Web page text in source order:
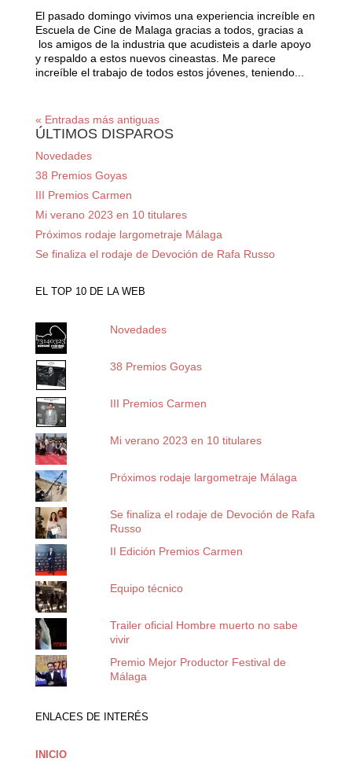
El pasado domingo vivimos una experiencia increíble en
Escuela de Cine de Malaga​ gracias a todos, gracias a
los amigos de la industria que acudisteis a darle apoyo
y respaldo a estos nuevos cineastas. Me parece
increíble el trabajo de todos estos jóvenes, teniendo...
« Entradas más antiguas
ÚLTIMOS DISPAROS
Novedades
38 Premios Goyas
III Premios Carmen
Mi verano 2023 en 10 titulares
Próximos rodaje largometraje Málaga
Se finaliza el rodaje de Devoción de Rafa Russo
EL TOP 10 DE LA WEB
Novedades
38 Premios Goyas
III Premios Carmen
Mi verano 2023 en 10 titulares
Próximos rodaje largometraje Málaga
Se finaliza el rodaje de Devoción de Rafa
Russo
II Edición Premios Carmen
Equipo técnico
Trailer oficial Hombre muerto no sabe
vivir
Premio Mejor Productor Festival de
Málaga
ENLACES DE INTERÉS
INICIO